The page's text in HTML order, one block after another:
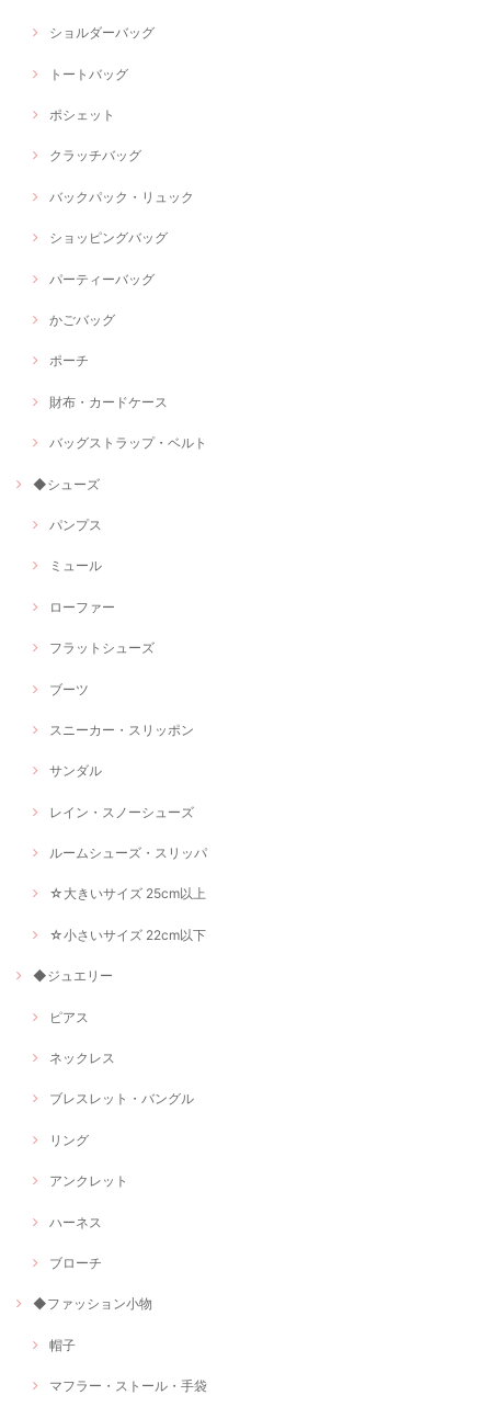
ショルダーバッグ
トートバッグ
ポシェット
クラッチバッグ
バックパック・リュック
ショッピングバッグ
パーティーバッグ
かごバッグ
ポーチ
財布・カードケース
バッグストラップ・ベルト
◆シューズ
パンプス
ミュール
ローファー
フラットシューズ
ブーツ
スニーカー・スリッポン
サンダル
レイン・スノーシューズ
ルームシューズ・スリッパ
☆大きいサイズ 25cm以上
☆小さいサイズ 22cm以下
◆ジュエリー
ピアス
ネックレス
ブレスレット・バングル
リング
アンクレット
ハーネス
ブローチ
◆ファッション小物
帽子
マフラー・ストール・手袋